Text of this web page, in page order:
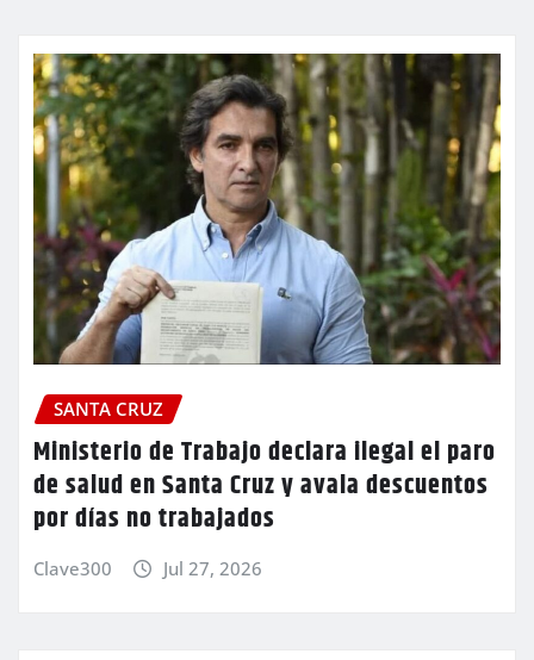
SANTA CRUZ
Ministerio de Trabajo declara ilegal el paro
de salud en Santa Cruz y avala descuentos
por días no trabajados
Clave300 Jul 27, 2026